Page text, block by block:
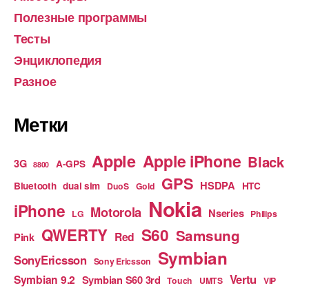
Полезные программы
Тесты
Энциклопедия
Разное
Метки
3G 8800 A-GPS Apple Apple iPhone Black
Bluetooth dual sim DuoS Gold GPS HSDPA HTC
iPhone LG Motorola Nokia Nseries Philips
Pink QWERTY Red S60 Samsung
SonyEricsson Sony Ericsson Symbian
Symbian 9.2 Symbian S60 3rd Touch UMTS Vertu VIP